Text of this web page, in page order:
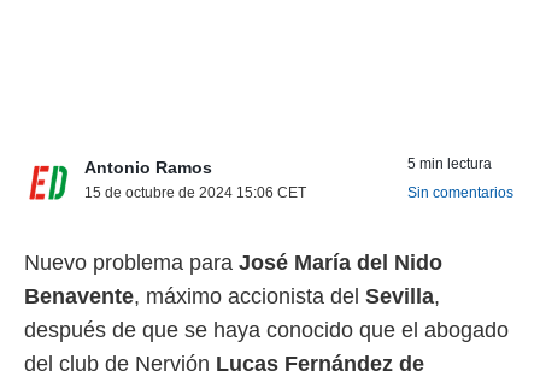
y
más
nuestra
Antonio Ramos
15 de octubre de 2024 15:06 CET
5 min lectura
Sin comentarios
Nuevo problema para José María del Nido
Benavente, máximo accionista del Sevilla,
después de que se haya conocido que el abogado
del club de Nervión Lucas Fernández de